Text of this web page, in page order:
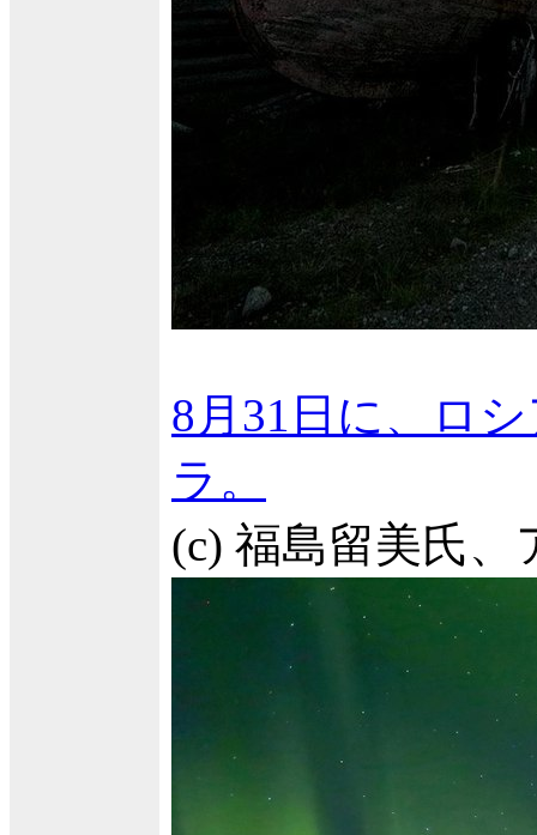
8月31日に、ロ
ラ。
(c) 福島留美氏